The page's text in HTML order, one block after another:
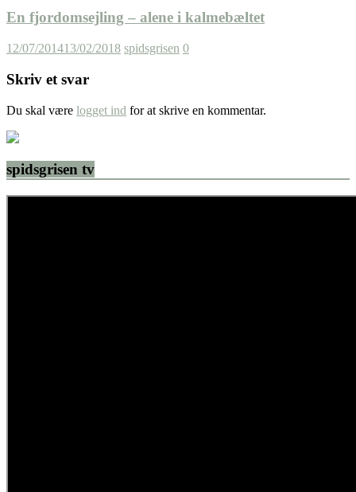
En fjordomsejling – alene i kalmebæltet
12/07/201413/02/2018 spidsgrisen 0
Skriv et svar
Du skal være logget ind for at skrive en kommentar.
spidsgrisen tv